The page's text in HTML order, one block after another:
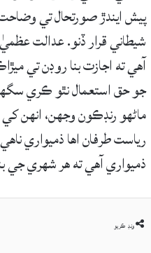
پيش ايندڙ صورتحال تي
شيطاني قرار ڏنو. عدالت
آهي ته اجازت بنا روڊن تي
جو حق استعمال نٿو ڪري
ماڻهو رنڊڪون وجهن، انهن
رياست طرفان اها ذميواري
ذميواري آهي ته هر شهري
ونڊ ڪريو